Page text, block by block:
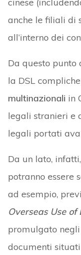
anche le filiali di
all’interno dei
Da questo punto
la DSL
multinazionali in
legali stranieri e
legali portati
Da un lato,
potranno essere
ad esempio,
Overseas Use
promulgato
documenti situati